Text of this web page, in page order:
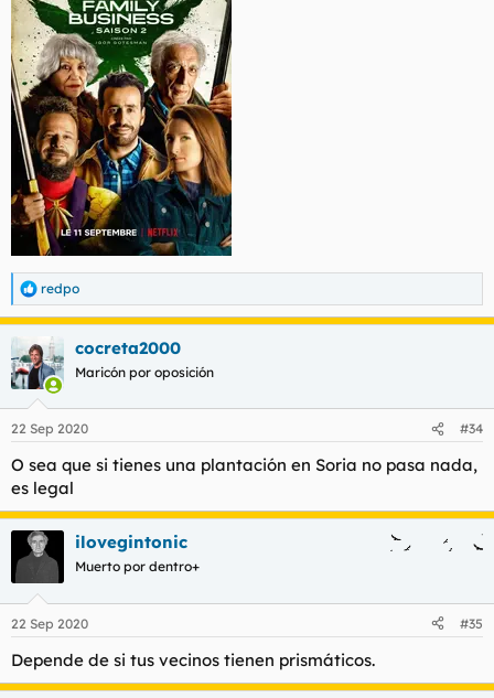
R
e
a
c
c
i
e
:
redpo
cocreta2000
Maricón por oposición
22 Sep 2020 #34
O sea que si tienes una plantación en Soria no pasa nada,
es legal
ilovegintonic
Muerto por dentro+
22 Sep 2020 #35
Depende de si tus vecinos tienen prismáticos.